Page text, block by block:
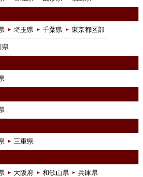
埼玉県 千葉県 東京都区部
県
三重県
大阪府 和歌山県 兵庫県